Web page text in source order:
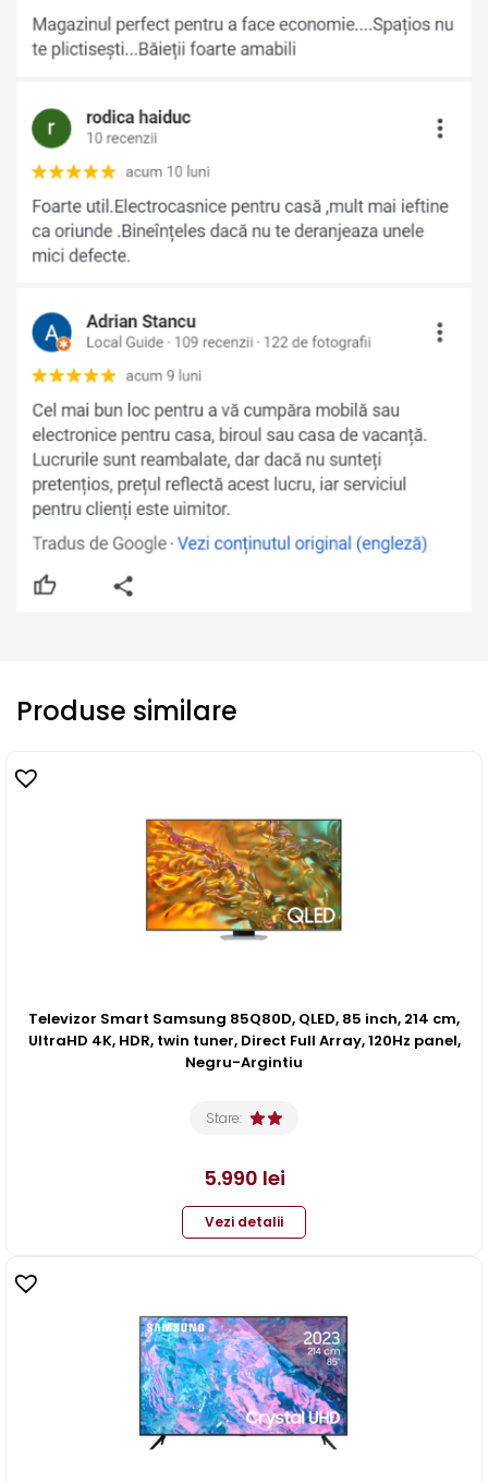
Produse similare
Televizor Smart Samsung 85Q80D, QLED, 85 inch, 214 cm,
UltraHD 4K, HDR, twin tuner, Direct Full Array, 120Hz panel,
Negru-Argintiu
Stare:
5.990 lei
Vezi detalii